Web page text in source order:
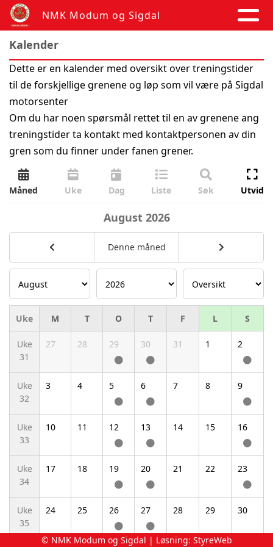
NMK Modum og Sigdal
Kalender
Dette er en kalender med oversikt over treningstider
til de forskjellige grenene og løp som vil være på Sigdal
motorsenter
Om du har noen spørsmål rettet til en av grenene ang
treningstider ta kontakt med kontaktpersonen av din
gren som du finner under fanen grener.
Måned Uke Dag Liste Søk Utvid
Denne måned
August 2026
Uke M T O T F L S
Uke
31
27 28 29 30 31 1 2
Uke
32
3 4 5 6 7 8 9
Uke
33
10 11 12 13 14 15 16
Uke
34
17 18 19 20 21 22 23
Uke
35
24 25 26 27 28 29 30
© NMK Modum og Sigdal | Løsning: StyreWeb